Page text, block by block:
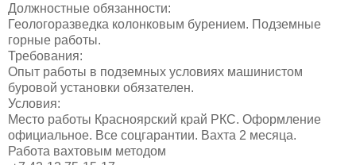
Должностные обязанности:
Геологоразведка колонковым бурением. Подземные
горные работы.
Требования:
Опыт работы в подземных условиях машинистом
буровой установки обязателен.
Условия:
Место работы Красноярский край РКС. Оформление
официальное. Все соцгарантии. Вахта 2 месяца.
Работа вахтовым методом